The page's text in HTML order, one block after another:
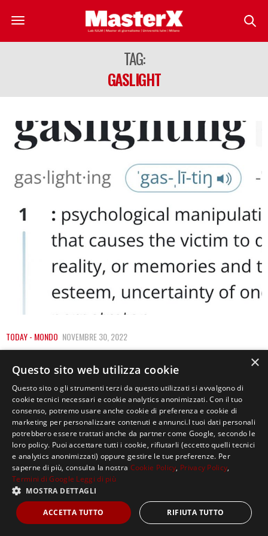
TAG:
GASLIGHT
TODAY - MONDO NOVEMBRE 30, 2022
«GASLIGHTING» È LA PAROLA DELL’ANNO
PER IL DIZIONARIO MERRIAM-WEBSTER
«Gaslighting» è la parola dell’anno, a stabilirlo è stato il
dizionario americano Merriam – Webster.…
Copyright ©2021, MASTERX Tutti i diritti riservati.
×
Questo sito web utilizza cookie
Questo sito o gli strumenti terzi da questo utilizzati si avvalgono di
cookie tecnici necessari e cookie analytics anonimizzati. Con il tuo
consenso, potremo usare anche cookie di preferenza e cookie di
marketing per personalizzare contenuti e annunci.I tuoi dati personali
potrebbero essere trattati anche da partner come Google, secondo le
loro policy. Puoi accettare tutti i cookie, rifiutarli (eccetto quelli tecnici
e analytics anonimizzati) oppure gestire le tue preferenze. Per
saperne di più, consulta la nostra Cookie Policy, Privacy Policy,
Termini di Google Leggi di più
MOSTRA DETTAGLI
ACCETTA TUTTO RIFIUTA TUTTO